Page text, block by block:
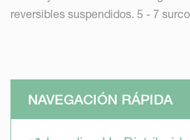
reversibles suspendidos. 5 - 7
NAVEGACIÓN RÁPIDA